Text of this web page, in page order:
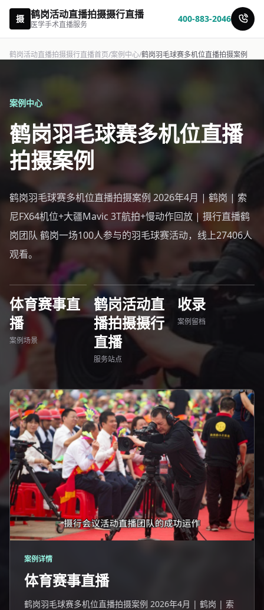
摄 鹤岗活动直播拍摄摄行直播
医学手术直播服务
400-883-2046
鹤岗活动直播拍摄摄行直播首页/案例中心/鹤岗羽毛球赛多机位直播拍摄案例
案例中心
鹤岗羽毛球赛多机位直播
拍摄案例
鹤岗羽毛球赛多机位直播拍摄案例 2026年4月 | 鹤岗 | 索
尼FX64机位+大疆Mavic 3T航拍+慢动作回放 | 摄行直播鹤
岗团队 鹤岗一场100人参与的羽毛球赛活动，线上27406人
观看。
体育赛事直
播
案例场景
鹤岗活动直
播拍摄摄行
直播
服务站点
收录
案例留档
案例详情
体育赛事直播
鹤岗羽毛球赛多机位直播拍摄案例 2026年4月 | 鹤岗 | 索